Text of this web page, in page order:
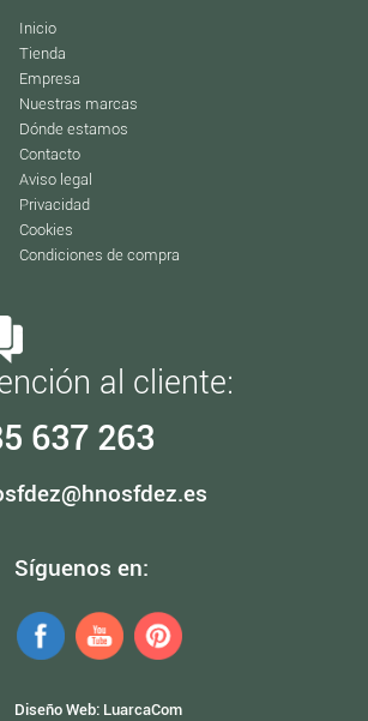
Inicio
Tienda
Empresa
Nuestras marcas
Dónde estamos
Contacto
Aviso legal
Privacidad
Cookies
Condiciones de compra
al cliente:
637 263
Síguenos en:
Diseño Web: LuarcaCom